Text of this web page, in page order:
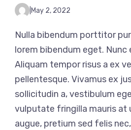
May 2, 2022
Nulla bibendum porttitor
lorem bibendum eget.
Aliquam tempor risus a ex
pellentesque. Vivamus ex
sollicitudin a, vestibulum
vulputate fringilla mauris at
augue, pretium sed felis